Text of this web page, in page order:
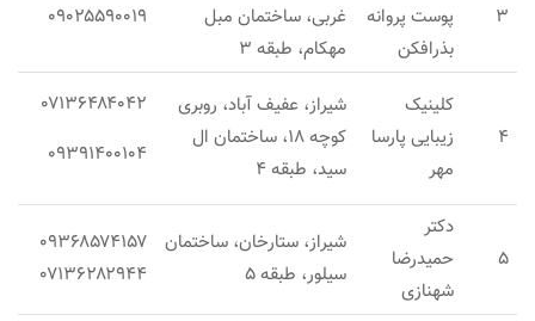
۳
پوست پروانه
بذرافکن
غربی، ساختمان مبل
مهکام، طبقه ۳
۰۹۰۲۵۵۹۰۰۱۹
۴
کلینیک
زیبایی پارسا
مهر
شیراز، عفیف آباد، روبری
کوچه ۱۸، ساختمان ال
سید، طبقه ۴
۰۷۱۳۶۴۸۴۰۴۲
۰۹۳۹۱۴۰۰۱۰۴
۵
دکتر
حمیدرضا
شهنازی
شیراز، ستارخان، ساختمان
سیلور، طبقه ۵
۰۹۳۶۸۵۷۴۱۵۷
۰۷۱۳۶۲۸۲۹۴۴